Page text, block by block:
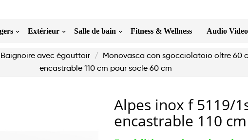
Extérieur Salle de bain Fitness & Wellness Audio Video
Baignoire avec égouttoir Monovasca con sgocciolatoio oltre 60
encastrable 110 cm pour socle 60 cm
Alpes inox f 5119/
encastrable 110